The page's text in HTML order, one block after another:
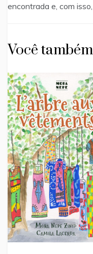
encontrada e, com
Você